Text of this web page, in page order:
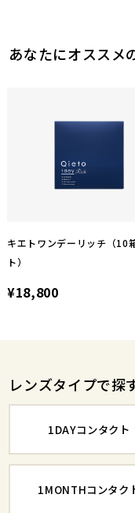
あなたにオススメ
キエトワンデーリッチ（10
ト）
¥18,800
レンズタイプで探
1DAYコンタクト
1MONTHコンタク